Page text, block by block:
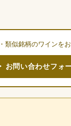
類似銘柄のワインを
お問い合わせフォ